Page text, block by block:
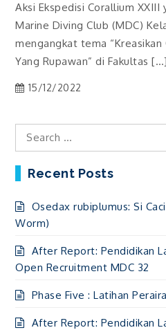
Aksi Ekspedisi Corallium XXIII
Marine Diving Club (MDC)
mengangkat tema “Kreasikan
Yang Rupawan” di Fakultas […]
15/12/2022
Search
Recent Posts
Osedax rubiplumus: Si
Worm)
After Report: Pendidikan
Open Recruitment MDC 32
Phase Five : Latihan
After Report: Pendidikan